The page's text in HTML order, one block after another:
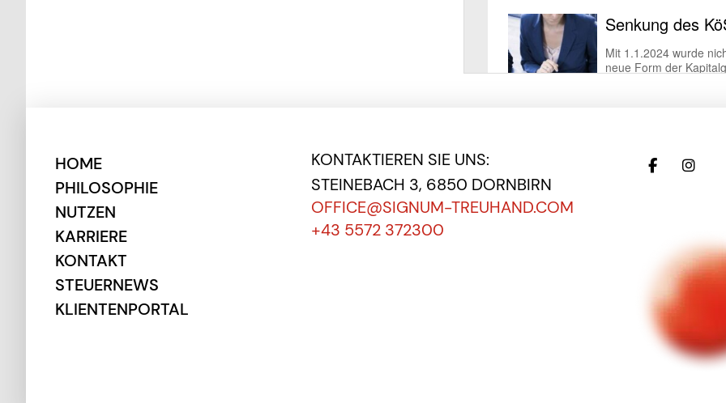
HOME
PHILOSOPHIE
NUTZEN
KARRIERE
KONTAKT
STEUERNEWS
KLIENTENPORTAL
KONTAKTIEREN SIE UNS:
STEINEBACH 3, 6850 DORNBIRN
OFFICE@SIGNUM-TREUHAND.COM
+43 5572 372300